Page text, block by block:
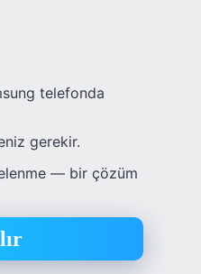
telefonda
gerekir.
— bir çözüm